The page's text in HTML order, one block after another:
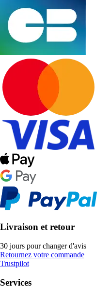
Livraison et retour
30 jours pour changer d'avis
Retournez votre commande
Trustpilot
Services